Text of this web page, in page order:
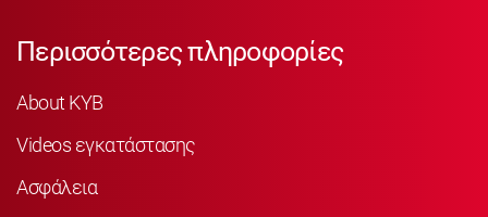
Περισσότερες πληροφορίες
About KYB
Videos εγκατάστασης
Ασφάλεια